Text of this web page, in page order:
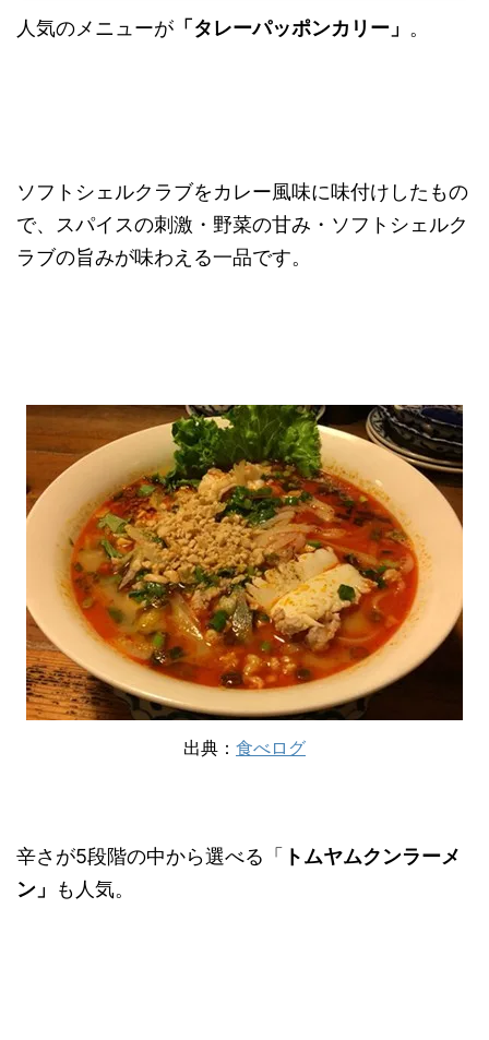
人気のメニューが 「タレーパッポンカリー」 。
ソフトシェルクラブをカレー風味に味付けしたもの
で、スパイスの刺激・野菜の甘み・ソフトシェルク
ラブの旨みが味わえる一品です。
出典： 食べログ
辛さが5段階の中から選べる「 トムヤムクンラーメ
ン」
も人気。